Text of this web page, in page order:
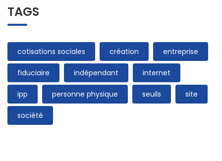
TAGS
cotisations sociales création entreprise
fiduciaire indépendant internet
ipp personne physique seuils site
société